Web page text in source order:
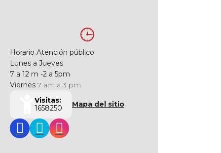
Horario Atención público
Lunes a Jueves
7 a 12 m -2 a 5pm
Viernes 7 am a 3 pm
Visitas:
1658250
Mapa del sitio